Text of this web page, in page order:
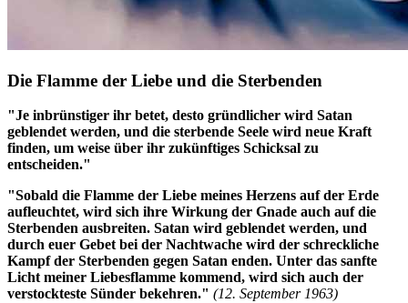
Die Flamme der Liebe und die Sterbenden
"Je inbrünstiger ihr betet, desto gründlicher wird Satan
geblendet werden, und die sterbende Seele wird neue Kraft
finden, um weise über ihr zukünftiges Schicksal zu
entscheiden."
"Sobald die Flamme der Liebe meines Herzens auf der Erde
aufleuchtet, wird sich ihre Wirkung der Gnade auch auf die
Sterbenden ausbreiten. Satan wird geblendet werden, und
durch euer Gebet bei der Nachtwache wird der schreckliche
Kampf der Sterbenden gegen Satan enden. Unter das sanfte
Licht meiner Liebesflamme kommend, wird sich auch der
verstockteste Sünder bekehren." (12. September 1963)